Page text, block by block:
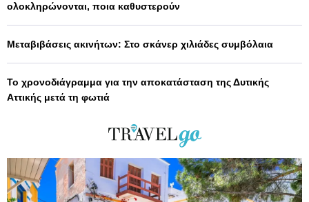
ολοκληρώνονται, ποια καθυστερούν
Μεταβιβάσεις ακινήτων: Στο σκάνερ χιλιάδες συμβόλαια
Το χρονοδιάγραμμα για την αποκατάσταση της Δυτικής
Αττικής μετά τη φωτιά